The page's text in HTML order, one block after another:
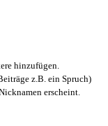
hinzufügen.
z.B. ein Spruch)
erscheint.